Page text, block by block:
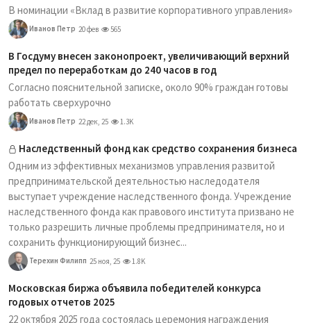
В номинации «Вклад в развитие корпоративного управления»
Иванов Петр 20 фев 565
В Госдуму внесен законопроект, увеличивающий верхний
предел по переработкам до 240 часов в год
Согласно пояснительной записке, около 90% граждан готовы
работать сверхурочно
Иванов Петр 22 дек, 25 1.3K
Наследственный фонд как средство сохранения бизнеса
Одним из эффективных механизмов управления развитой
предпринимательской деятельностью наследодателя
выступает учреждение наследственного фонда. Учреждение
наследственного фонда как правового института призвано не
только разрешить личные проблемы предпринимателя, но и
сохранить функционирующий бизнес...
Терехин Филипп 25 ноя, 25 1.8K
Московская биржа объявила победителей конкурса
годовых отчетов 2025
22 октября 2025 года состоялась церемония награждения